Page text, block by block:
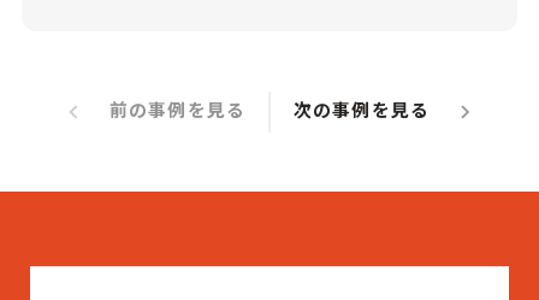
keyboard_arrow_left 前の事例を見る 次の事例を見る keyboard_arrow_right